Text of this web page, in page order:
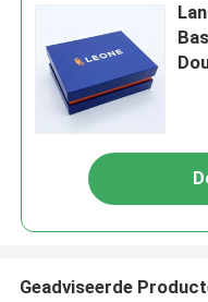
Geadviseerde